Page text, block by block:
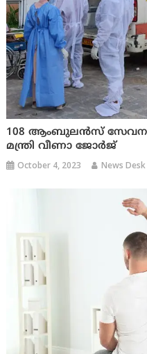
108 ആംബുലന്‍സ്
മന്ത്രി വീണാ ജോര്‍ജ്
October 4, 2023 News Desk